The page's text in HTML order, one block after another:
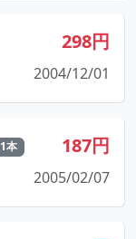
298円
2004/12/01
1本 187円
2005/02/07